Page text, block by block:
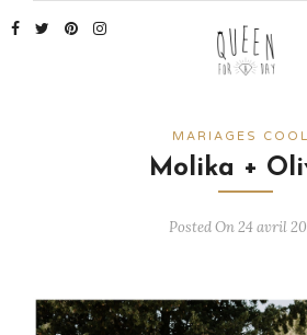
MARIAGES
Molika +
Posted On 24 avril